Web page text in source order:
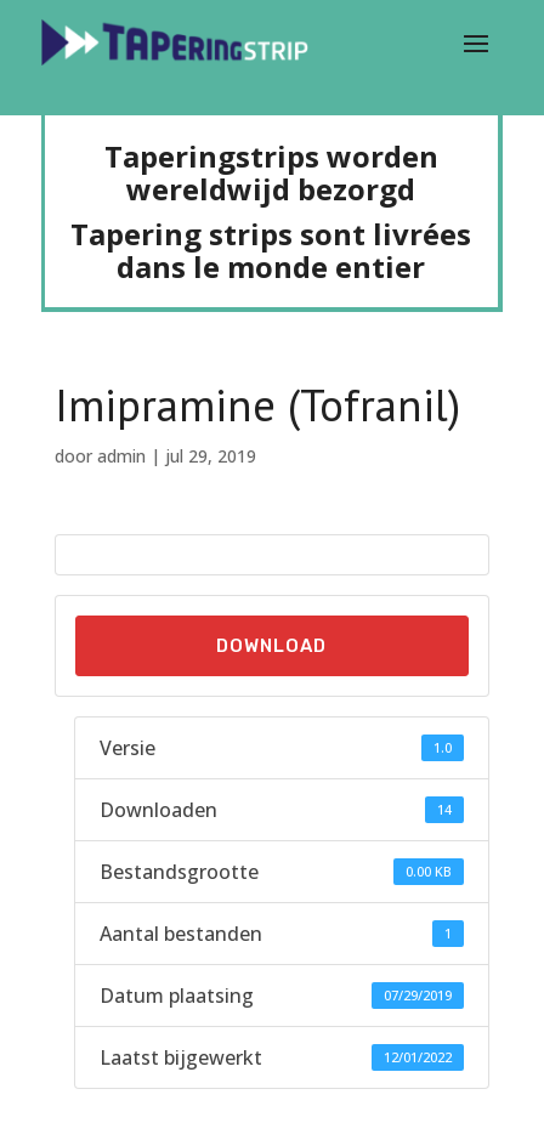
Taperingstrips worden
wereldwijd bezorgd
Tapering strips sont livrées
dans le monde entier
Imipramine (Tofranil)
door admin | jul 29, 2019
DOWNLOAD
Versie 1.0
Downloaden 14
Bestandsgrootte 0.00 KB
Aantal bestanden 1
Datum plaatsing 07/29/2019
Laatst bijgewerkt 12/01/2022